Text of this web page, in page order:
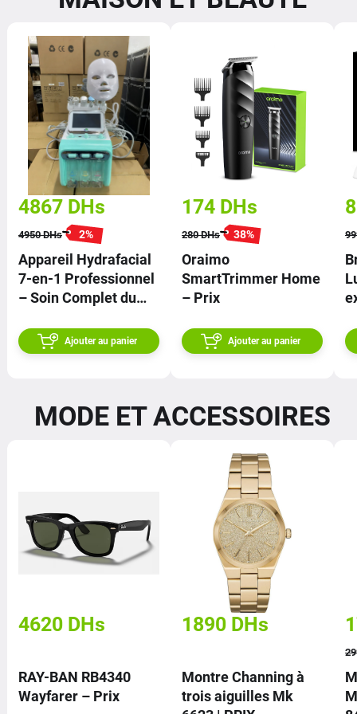
4867 DHs
4950DHs 2%
Appareil Hydrafacial
7-en-1 Professionnel
– Soin Complet du
AvancéeAjouter au panier
174 DHs
280DHs 38%
Oraimo
SmartTrimmer Home
– Prix
Ajouter au panier
MODE ET ACCESSOIRES
4620 DHs
RAY-BAN RB4340
Wayfarer – Prix
1890 DHs
Montre Channing à
trois aiguilles Mk